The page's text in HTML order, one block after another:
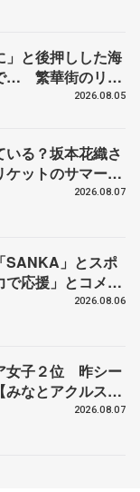
」と後押しした海
… 繁華街のリン
んも味方に 小林
2026.08.05
る？坂本花織さ
ットのサマーキ
たくさん試合に
2026.08.07
SANKA」とスポ
応援」とコメン
2026.08.06
女子２位 昨シー
みなとアクルス杯
2026.08.07